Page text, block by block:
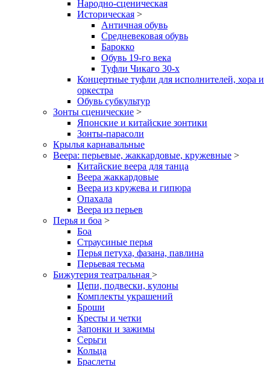
Народно-сценическая
Историческая >
Античная обувь
Средневековая обувь
Барокко
Обувь 19-го века
Туфли Чикаго 30-х
Концертные туфли для исполнителей, хора и
оркестра
Обувь субкультур
Зонты сценические >
Японские и китайские зонтики
Зонты-парасоли
Крылья карнавальные
Веера: перьевые, жаккардовые, кружевные >
Китайские веера для танца
Веера жаккардовые
Веера из кружева и гипюра
Опахала
Веера из перьев
Перья и боа >
Боа
Страусиные перья
Перья петуха, фазана, павлина
Перьевая тесьма
Бижутерия театральная >
Цепи, подвески, кулоны
Комплекты украшений
Броши
Кресты и четки
Запонки и зажимы
Серьги
Кольца
Браслеты